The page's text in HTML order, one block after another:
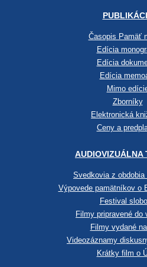
Časopis Pamäť
Edícia
Edícia
Edícia
Mimo
Zborníky
Elektronická
Ceny a
AUDIOVIZUÁLNA
Svedkovia z obdobia
Výpovede pamätníkov o
Festival
Filmy pripravené do
Filmy vydané
Videozáznamy
Krátky film o